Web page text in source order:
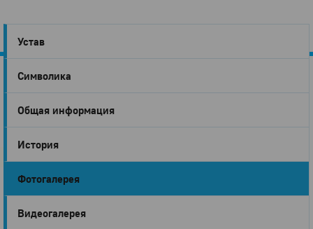
Город
Глазов
Устав
Символика
Общая информация
История
Фотогалерея
Видеогалерея